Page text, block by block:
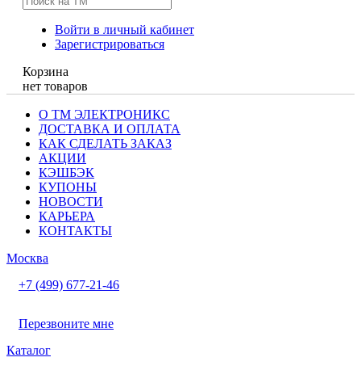
Войти в личный кабинет
Зарегистрироваться
Корзина
нет товаров
О ТМ ЭЛЕКТРОНИКС
ДОСТАВКА И ОПЛАТА
КАК СДЕЛАТЬ ЗАКАЗ
АКЦИИ
КЭШБЭК
КУПОНЫ
НОВОСТИ
КАРЬЕРА
КОНТАКТЫ
Москва
+7 (499) 677-21-46
Перезвоните мне
Каталог